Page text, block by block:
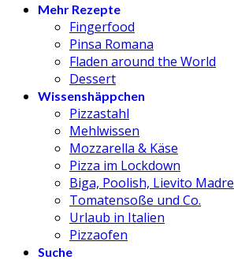
Mehr Rezepte
Fingerfood
Pinsa Romana
Fladen around the World
Dessert
Wissenshäppchen
Pizzastahl
Mehlwissen
Mozzarella & Käse
Pizza im Lockdown
Biga, Poolish, Lievito Madre
Tomatensoße und Co.
Urlaub in Italien
Pizzaofen
Suche